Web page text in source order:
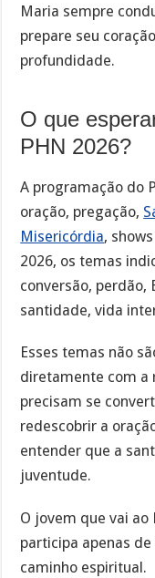
Maria sempre
prepare seu
profundidade.
O que
PHN 2026?
A programação do
oração, pregação,
Misericórdia,
2026, os temas
conversão, perdão,
santidade, vida
Esses temas não
diretamente com a
precisam se
redescobrir a
entender que a
juventude.
O jovem que vai ao
participa apenas
caminho espiritual.